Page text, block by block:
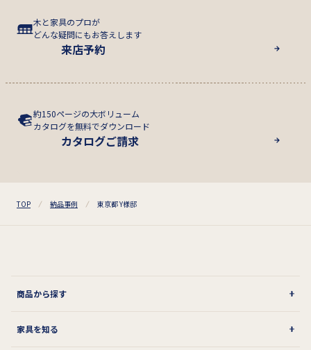
木と家具のプロが
どんな疑問にもお答えします
来店予約
約150ページの大ボリューム
カタログを無料でダウンロード
カタログご請求
TOP 納品事例 東京都 Y様邸
商品から探す
家具を知る